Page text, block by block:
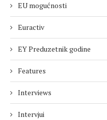
EU mogućnosti
Euractiv
EY Preduzetnik godine
Features
Interviews
Intervjui